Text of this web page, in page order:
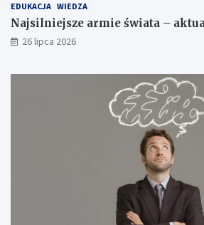
EDUKACJA WIEDZA
Najsilniejsze armie świata –
26 lipca 2026